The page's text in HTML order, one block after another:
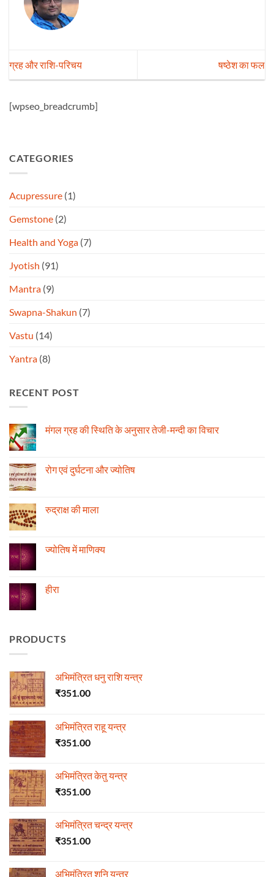
ग्रह और राशि-परिचय षष्ठेश का फल
[wpseo_breadcrumb]
CATEGORIES
Acupressure (1)
Gemstone (2)
Health and Yoga (7)
Jyotish (91)
Mantra (9)
Swapna-Shakun (7)
Vastu (14)
Yantra (8)
RECENT POST
मंगल ग्रह की स्थिति के अनुसार तेजी-मन्दी का विचार
मंगल
ग्रह
अनुसार
तेजी-
रोग एवं दुर्घटना और ज्योतिष
रोग
एवं
रुद्राक्ष की माला
रुद्राक्ष
की
ज्योतिष में माणिक्य
ज्योतिष
मेंहीरा
PRODUCTS
अभिमंत्रित धनु राशि यन्त्र
₹351.00
अभिमंत्रित राहू यन्त्र
₹351.00
अभिमंत्रित केतु यन्त्र
₹351.00
अभिमंत्रित चन्द्र यन्त्र
₹351.00
अभिमंत्रित शनि यन्त्र